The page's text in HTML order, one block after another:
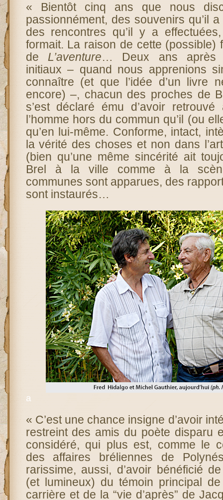
« Bientôt cinq ans que nous
passionnément, des souvenirs qu’il
des rencontres qu’il y a
formait. La raison de cette (possible)
de L’aventure… Deux ans après
initiaux – quand nous apprenions
connaître (et que l’idée d’un livre
encore) –, chacun des proches de
s’est déclaré ému d’avoir
l’homme hors du commun qu’il (ou
qu’en lui-même. Conforme, intact,
la vérité des choses et non dans
(bien qu’une même sincérité ait
Brel à la ville comme à la
communes sont apparues, des
sont instaurés…
a
« C’est une chance insigne d’avoir
restreint des amis du poète disparu
considéré, qui plus est, comme le
des affaires bréliennes de
rarissime, aussi, d’avoir bénéficié
(et lumineux) du témoin principal
carrière et de la “vie d’après” de